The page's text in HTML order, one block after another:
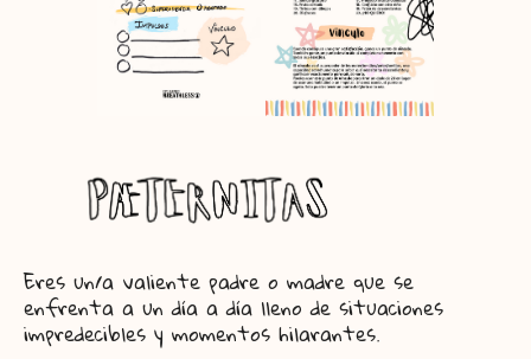
Eres un/a valiente padre o madre que se
enfrenta a un día a día lleno de situaciones
impredecibles y momentos hilarantes.